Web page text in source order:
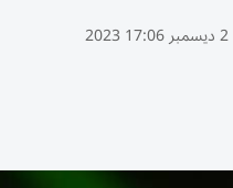
2 ديسمبر 17:06 2023